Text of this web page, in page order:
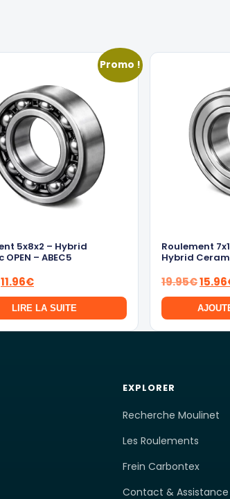
Promo !
5x8x2 – Hybrid
– ABEC5
Le
prix
initial
était :
11.96€Le
prix
actuel
est :
LIRE LA SUITE
Roulement
Hybrid
19.95€Le
prix
initial
était :
15.96
EXPLORER
Recherche Moulinet
Les Roulements
Frein Carbontex
Contact & Assistance